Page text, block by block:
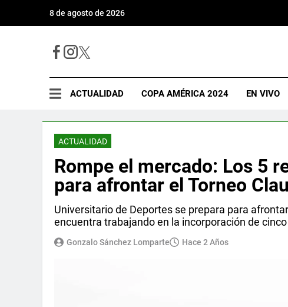
8 de agosto de 2026
ACTUALIDAD COPA AMÉRICA 2024 EN VIVO
ACTUALIDAD
Rompe el mercado: Los 5
para afrontar el Torneo
Universitario de Deportes se prepara para
encuentra trabajando en la incorporación de
Gonzalo Sánchez Lomparte Hace 2 Años